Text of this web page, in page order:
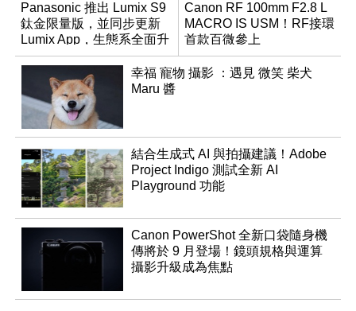
Panasonic 推出 Lumix S9
鈦金限量版，並同步更新
Lumix App，生態系全面升
級
Canon RF 100mm F2.8 L
MACRO IS USM！RF接環
首款百微參上
幸福 寵物 攝影 ：遇見 微笑 柴犬
Maru 醬
結合生成式 AI 與拍攝建議！Adobe
Project Indigo 測試全新 AI
Playground 功能
Canon PowerShot 全新口袋隨身機
傳將於 9 月登場！鏡頭規格與運算
攝影升級成為焦點